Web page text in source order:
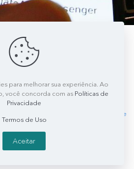
abril 19, 2019
de texto ou de áudio?
de áudio traz mais
[…]
Read more
para melhorar sua experiência. Ao
você concorda com as Políticas de
Privacidade
Termos de Uso
Aceitar